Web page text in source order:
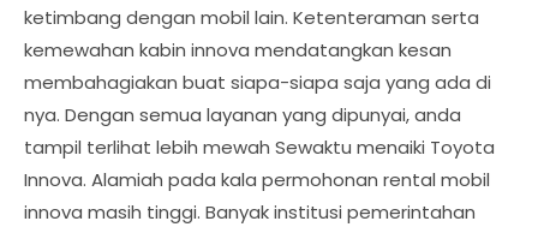
ketimbang dengan mobil lain. Ketenteraman serta
kemewahan kabin innova mendatangkan kesan
membahagiakan buat siapa-siapa saja yang ada di
nya. Dengan semua layanan yang dipunyai, anda
tampil terlihat lebih mewah Sewaktu menaiki Toyota
Innova. Alamiah pada kala permohonan rental mobil
innova masih tinggi. Banyak institusi pemerintahan